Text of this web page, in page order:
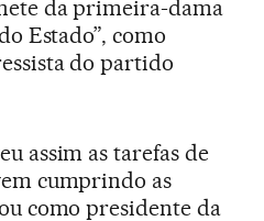
da primeira-dama
Estado”, como
do partido
assim as tarefas de
cumprindo as
como presidente da